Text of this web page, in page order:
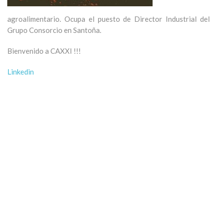
agroalimentario. Ocupa el puesto de Director Industrial del
Grupo Consorcio en Santoña.
Bienvenido a CAXXI !!!
Linkedin